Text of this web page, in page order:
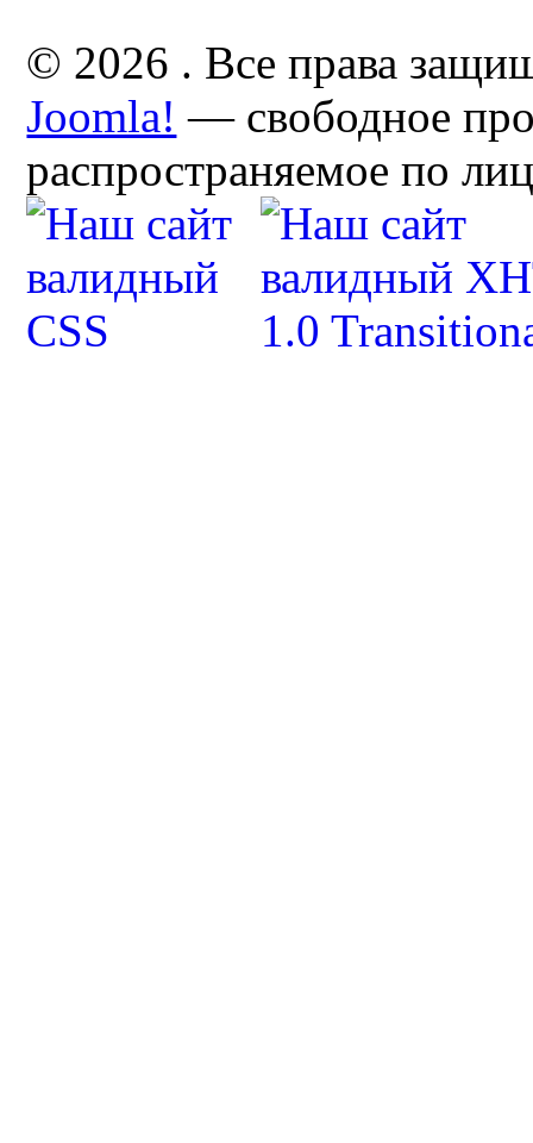
© 2026 . Все права
Joomla! — свободное
распространяемое по